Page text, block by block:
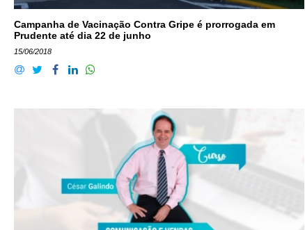
Campanha de Vacinação Contra Gripe é prorrogada em
Prudente até dia 22 de junho
15/06/2018